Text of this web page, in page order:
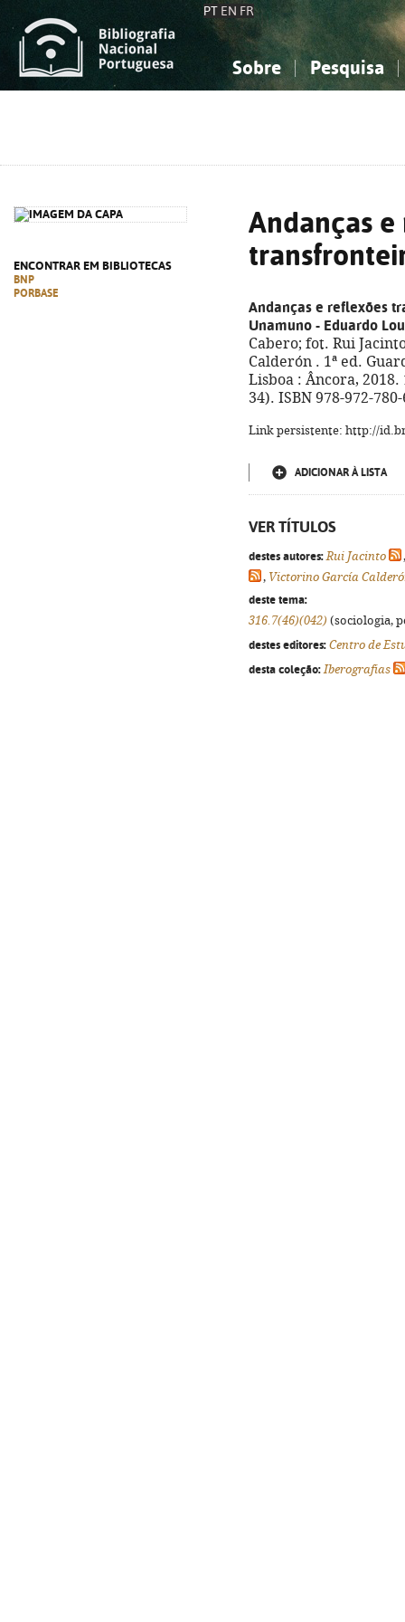
PT EN FR
Sobre Pesquisa
ENCONTRAR EM BIBLIOTECAS
BNP
PORBASE
Andanças
Andanças e reflexões
Unamuno - Eduardo
Cabero; fot. Rui
Calderón . 1ª ed.
Lisboa : Âncora,
34). ISBN 978-972-
Link persistente: http://
ADICIONAR À LISTA
VER TÍTULOS
destes autores: Rui Jacinto
, Victorino García
deste tema:
316.7(46)(042) (sociologia,
destes editores: Centro de
desta coleção: Iberografias